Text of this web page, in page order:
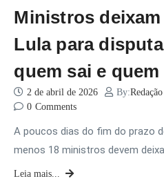
Ministros
Lula para
quem sai e
2 de abril de 2026 By:
0 Comments
A poucos dias do fim do prazo
menos 18 ministros devem
Leia mais...